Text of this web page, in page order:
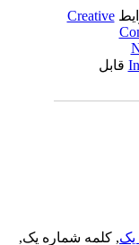
Creative
قابل
, کلمه شماره یک,